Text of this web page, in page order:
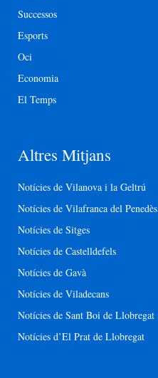
Successos
Esports
Oci
Economia
El Temps
Altres Mitjans
Notícies de Vilanova i la Geltrú
Notícies de Vilafranca del Penedès
Notícies de Sitges
Notícies de Castelldefels
Notícies de Gavà
Notícies de Viladecans
Notícies de Sant Boi de Llobregat
Notícies d’El Prat de Llobregat